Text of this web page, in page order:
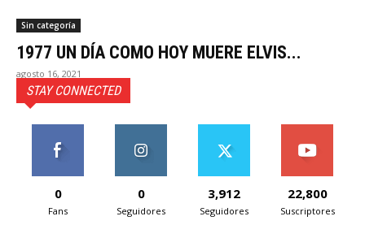
Sin categoría
1977 UN DÍA COMO HOY MUERE ELVIS...
agosto 16, 2021
STAY CONNECTED
0
Fans
0
Seguidores
3,912
Seguidores
22,800
Suscriptores